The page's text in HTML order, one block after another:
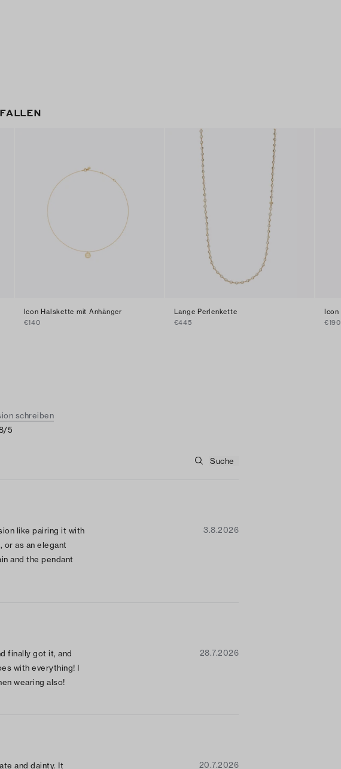
Icon Halskette mit Anhänger
€140
Lange Perlenkette
€445
€190
schreiben
/5
like pairing it with
or as an elegant
and the pendant
lot! It’s super pretty
3.8.2026
finally got it, and
with everything! I
wearing also!
28.7.2026
and dainty. It 20.7.2026